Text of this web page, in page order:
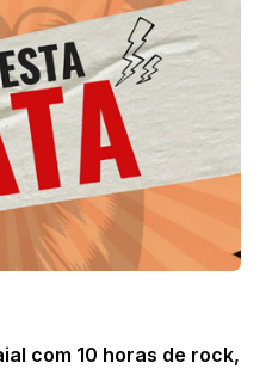
com 10 horas de rock,